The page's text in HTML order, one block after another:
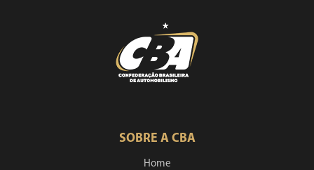
SOBRE A CBA
Home